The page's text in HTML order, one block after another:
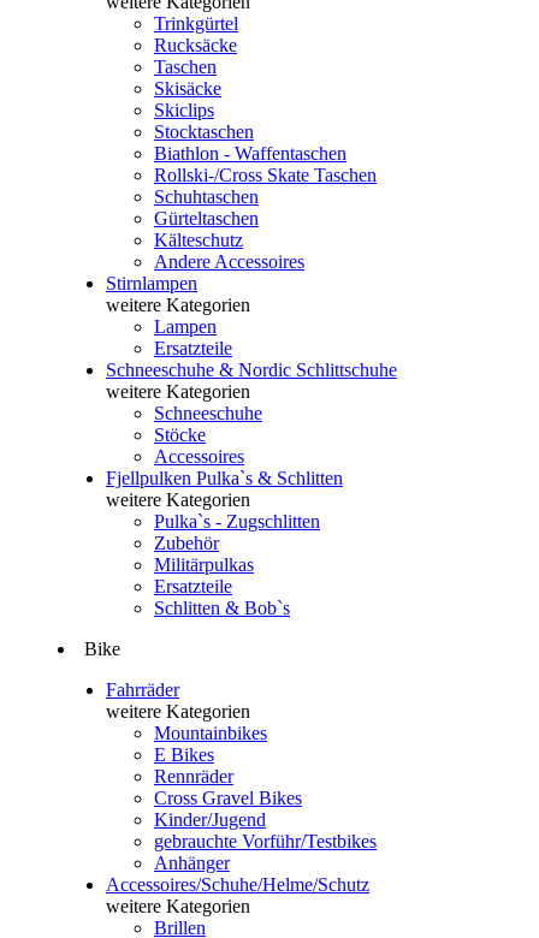
Trinkgürtel
Rucksäcke
Taschen
Skisäcke
Skiclips
Stocktaschen
Biathlon - Waffentaschen
Rollski-/Cross Skate Taschen
Schuhtaschen
Gürteltaschen
Kälteschutz
Andere Accessoires
Stirnlampen
weitere Kategorien
Lampen
Ersatzteile
Schneeschuhe & Nordic Schlittschuhe
weitere Kategorien
Schneeschuhe
Stöcke
Accessoires
Fjellpulken Pulka`s & Schlitten
weitere Kategorien
Pulka`s - Zugschlitten
Zubehör
Militärpulkas
Ersatzteile
Schlitten & Bob`s
Bike
Fahrräder
weitere Kategorien
Mountainbikes
E Bikes
Rennräder
Cross Gravel Bikes
Kinder/Jugend
gebrauchte Vorführ/Testbikes
Anhänger
Accessoires/Schuhe/Helme/Schutz
weitere Kategorien
Brillen